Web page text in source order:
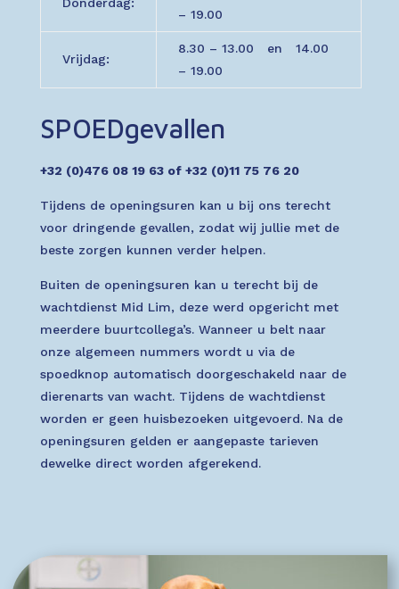
– 19.00
Vrijdag:
8.30 – 13.00 en 14.00
– 19.00
SPOEDgevallen
+32 (0)476 08 19 63 of +32 (0)11 75 76 20
Tijdens de openingsuren kan u bij ons terecht
voor dringende gevallen, zodat wij jullie met de
beste zorgen kunnen verder helpen.
Buiten de openingsuren kan u terecht bij de
wachtdienst Mid Lim, deze werd opgericht met
meerdere buurtcollega’s. Wanneer u belt naar
onze algemeen nummers wordt u via de
spoedknop automatisch doorgeschakeld naar de
dierenarts van wacht. Tijdens de wachtdienst
worden er geen huisbezoeken uitgevoerd. Na de
openingsuren gelden er aangepaste tarieven
dewelke direct worden afgerekend.